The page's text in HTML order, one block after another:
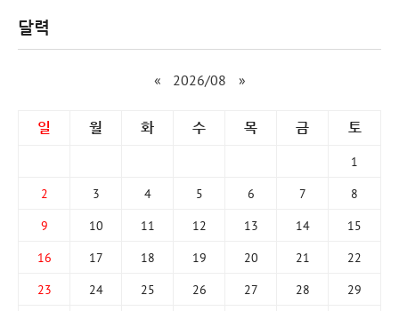
달력
« 2026/08 »
일 월 화 수 목 금
토
1
2
3 4 5 6 7
8
9
10 11 12 13 14
15
16
17 18 19 20 21
22
23
24 25 26 27 28
29